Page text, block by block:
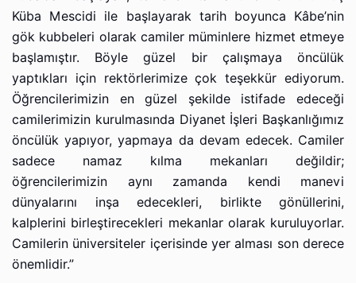
Küba Mescidi ile başlayarak tarih boyunca Kâbe’nin
gök kubbeleri olarak camiler müminlere hizmet etmeye
başlamıştır. Böyle güzel bir çalışmaya öncülük
yaptıkları için rektörlerimize çok teşekkür ediyorum.
Öğrencilerimizin en güzel şekilde istifade edeceği
camilerimizin kurulmasında Diyanet İşleri Başkanlığımız
öncülük yapıyor, yapmaya da devam edecek. Camiler
sadece namaz kılma mekanları değildir;
öğrencilerimizin aynı zamanda kendi manevi
dünyalarını inşa edecekleri, birlikte gönüllerini,
kalplerini birleştirecekleri mekanlar olarak kuruluyorlar.
Camilerin üniversiteler içerisinde yer alması son derece
önemlidir.”